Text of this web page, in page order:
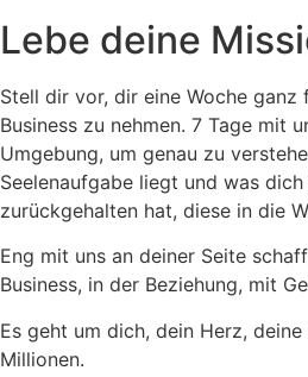
Lebe deine
Stell dir vor, dir eine Woche ganz
Business zu nehmen. 7 Tage mit
Umgebung, um genau zu
Seelenaufgabe liegt und was
zurückgehalten hat, diese in die
Eng mit uns an deiner Seite
Business, in der Beziehung, mit
Es geht um dich, dein Herz,
Millionen.